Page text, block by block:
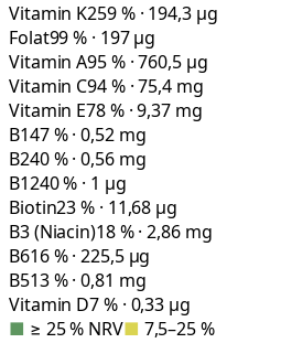
Vitamin K259 % · 194,3 µg
Folat99 % · 197 µg
Vitamin A95 % · 760,5 µg
Vitamin C94 % · 75,4 mg
Vitamin E78 % · 9,37 mg
B147 % · 0,52 mg
B240 % · 0,56 mg
B1240 % · 1 µg
Biotin23 % · 11,68 µg
B3 (Niacin)18 % · 2,86 mg
B616 % · 225,5 µg
B513 % · 0,81 mg
Vitamin D7 % · 0,33 µg
■ ≥ 25 % NRV■ 7,5–25 %